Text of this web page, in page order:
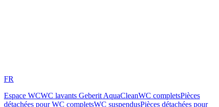
FR
Espace WCWC lavants Geberit AquaCleanWC completsPièces
détachées pour WC completsWC suspendusPièces détachées pour